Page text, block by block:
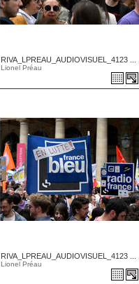
RIVA_LPREAU_AUDIOVISUEL_4123 ...
Lionel Préau
RIVA_LPREAU_AUDIOVISUEL_4123 ...
Lionel Préau